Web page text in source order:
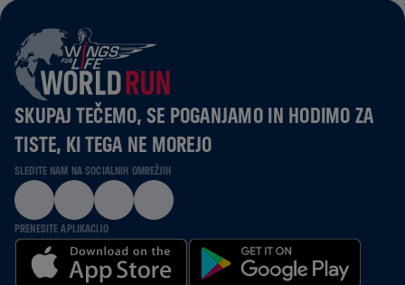
SKUPAJ TEČEMO, SE POGANJAMO IN HODIMO ZA
TISTE, KI TEGA NE MOREJO
SLEDITE NAM NA SOCIALNIH OMREŽJIH
PRENESITE APLIKACIJO